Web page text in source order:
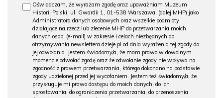
Oświadczam, że wyrażam zgodę oraz upoważniam Muzeum
Historii Polski, ul. Gwardii 1, 01-538 Warszawa, (dalej MHP) jako
Administratora danych osobowych oraz wszelkie podmioty
działające na rzecz lub zlecenie MHP do przetwarzania moich
danych osob. (e-mail) w zakresie i celach niezbędnych do
otrzymywania newslettera dzieje.pl od dnia wyrażenia tej zgody do
jej odwołania. Jestem świadomy/a, że mam prawo w dowolnym
momencie odwołać zgodę oraz że odwołanie zgody nie wpływa na
zgodność z prawem przetwarzania, którego dokonano na podstawie
zgody udzielonej przed jej wycofaniem. Jestem też świadomy/a, że
przysługuje mi prawo dostępu do moich danych, do ich
sprostowania, do ograniczenia przetwarzania, do przenoszenia